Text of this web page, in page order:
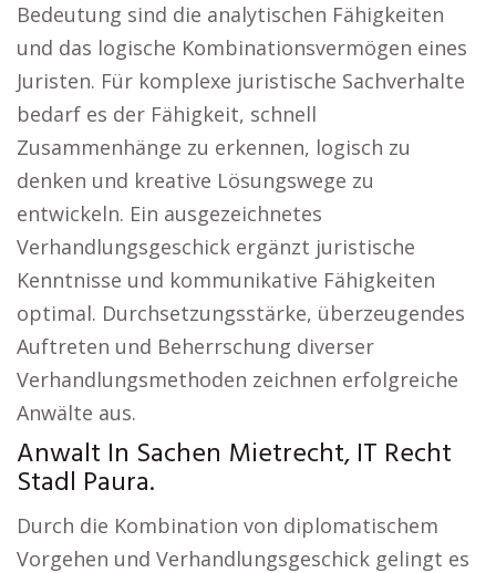
Bedeutung sind die analytischen Fähigkeiten
und das logische Kombinationsvermögen eines
Juristen. Für komplexe juristische Sachverhalte
bedarf es der Fähigkeit, schnell
Zusammenhänge zu erkennen, logisch zu
denken und kreative Lösungswege zu
entwickeln. Ein ausgezeichnetes
Verhandlungsgeschick ergänzt juristische
Kenntnisse und kommunikative Fähigkeiten
optimal. Durchsetzungsstärke, überzeugendes
Auftreten und Beherrschung diverser
Verhandlungsmethoden zeichnen erfolgreiche
Anwälte aus.
Anwalt In Sachen Mietrecht, IT Recht
Stadl Paura.
Durch die Kombination von diplomatischem
Vorgehen und Verhandlungsgeschick gelingt es